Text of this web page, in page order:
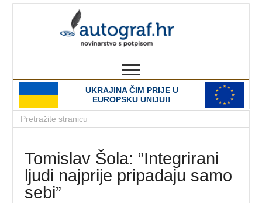
UKRAJINA ČIM PRIJE U
EUROPSKU UNIJU!!
Tomislav Šola: ”Integrirani
ljudi najprije pripadaju samo
sebi”